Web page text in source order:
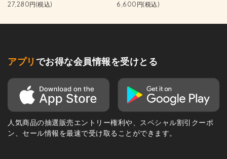
27,280円(税込)
6,600円(税込)
アプリ でお得な会員情報を受けとる
人気商品の抽選販売エントリー権利や、スペシャル割引クーポ
ン、セール情報を最速で受け取ることができます。